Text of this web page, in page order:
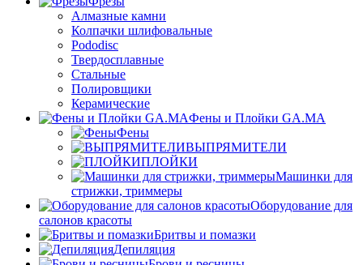
Алмазные камни
Колпачки шлифовальные
Pododisc
Твердосплавные
Стальные
Полировщики
Керамические
Фены и Плойки GA.MA
Фены
ВЫПРЯМИТЕЛИ
ПЛОЙКИ
Машинки для
стрижки, триммеры
Оборудование для
салонов красоты
Бритвы и помазки
Депиляция